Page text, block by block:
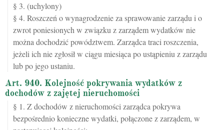
§ 3. (uchylony)
§ 4. Roszczeń o wynagrodzenie za sprawowanie zarządu i o
zwrot poniesionych w związku z zarządem wydatków nie
można dochodzić powództwem. Zarządca traci roszczenia,
jeżeli ich nie zgłosił w ciągu miesiąca po ustąpieniu z zarządu
lub po jego ustaniu.
Art. 940. Kolejność pokrywania wydatków z
dochodów z zajętej nieruchomości
§ 1. Z dochodów z nieruchomości zarządca pokrywa
bezpośrednio konieczne wydatki, połączone z zarządem, w